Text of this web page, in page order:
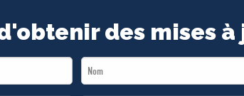
des mises à
Last
Name